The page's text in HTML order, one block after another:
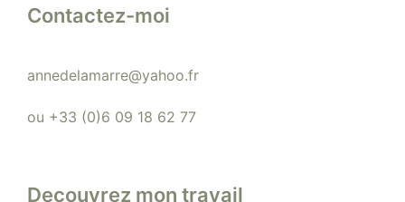
Contactez-moi
annedelamarre@yahoo.fr
ou +33 (0)6 09 18 62 77
Decouvrez mon travail